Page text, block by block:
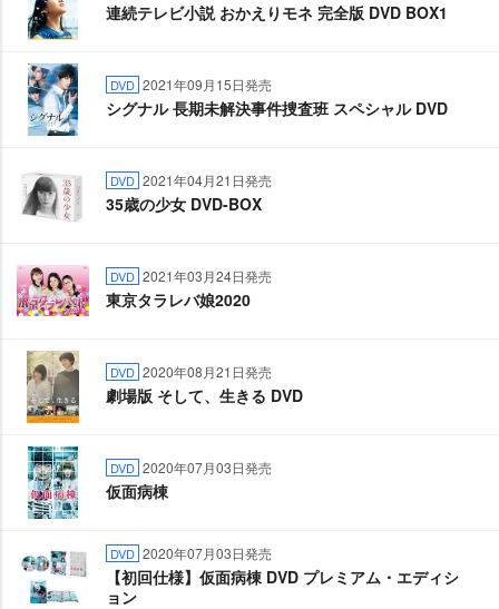
連続テレビ小説 おかえりモネ 完全版 DVD BOX1
DVD 2021年09月15日発売
シグナル 長期未解決事件捜査班 スペシャル DVD
DVD 2021年04月21日発売
35歳の少女 DVD-BOX
DVD 2021年03月24日発売
東京タラレバ娘2020
DVD 2020年08月21日発売
劇場版 そして、生きる DVD
DVD 2020年07月03日発売
仮面病棟
DVD 2020年07月03日発売
【初回仕様】仮面病棟 DVD プレミアム・エディシ
ョン